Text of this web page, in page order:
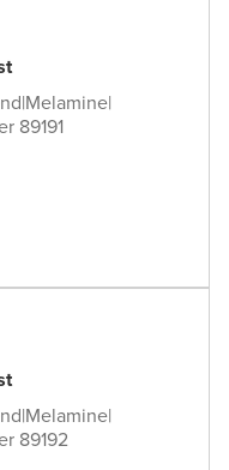
|Melamine|
89191
|Melamine|
89192